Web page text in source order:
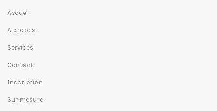
Accueil
A propos
Services
Contact
Inscription
Sur mesure